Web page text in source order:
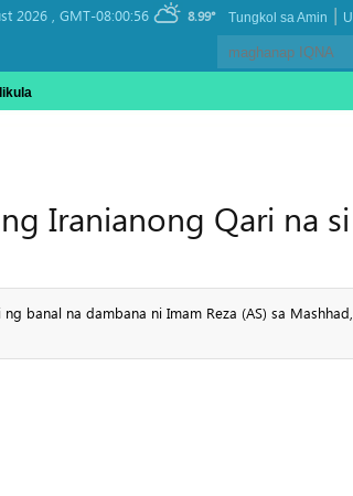
2026 , GMT-08:00:56 8.99° |
Tungkol sa Amin
Iranianong Qari na si
banal na dambana ni Imam Reza (AS) sa